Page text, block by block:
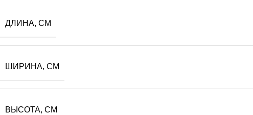
ДЛИНА, СМ
ШИРИНА, СМ
ВЫСОТА, СМ